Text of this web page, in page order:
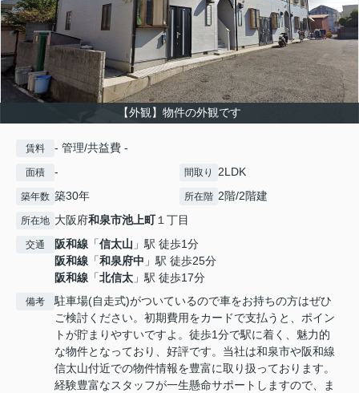
【外観】物件の外観です
賃料 - 管理/共益費 -
面積 - 間取り 2LDK
築年数 築30年 所在階 2階/2階建
所在地 大阪府和泉市池上町１丁目
交通 阪和線 「信太山 」駅 徒歩1分
阪和線 「和泉府中 」駅 徒歩25分
阪和線 「北信太 」駅 徒歩17分
備考
駐車場(自走式)がついているので車をお持ちの方はぜひ
ご検討ください。初期費用をカードで支払うと、ポイン
トが貯まりやすいですよ。徒歩1分で駅に着く、魅力的
な物件となっており、好評です。当社は和泉市や阪和線
信太山付近での物件情報を豊富に取り扱っております。
経験豊富なスタッフが一生懸命サポートしますので、ま